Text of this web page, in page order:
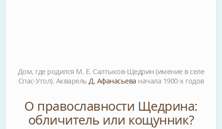
Дом, где родился М. Е. Салтыков-Щедрин (имение в селе
Спас-Угол). Акварель Д. Афанасьева начала 1900-х годов
О православности Щедрина:
обличитель или кощунник?